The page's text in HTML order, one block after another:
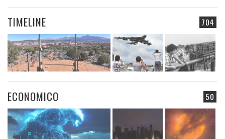
704
TIMELINE
50
ECONOMICO